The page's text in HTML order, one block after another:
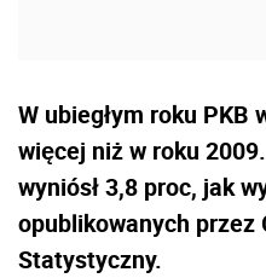
W ubiegłym roku PKB
więcej niż w roku
wyniósł 3,8 proc, jak
opublikowanych przez
Statystyczny.